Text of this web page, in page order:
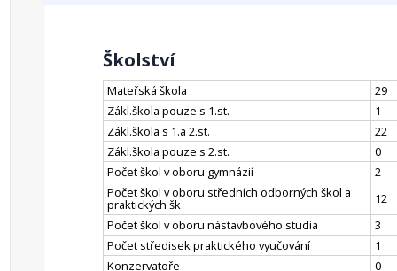
Školství
Mateřská škola
29
Zákl.škola pouze s 1.st.
1
Zákl.škola s 1.a 2.st.
22
Zákl.škola pouze s 2.st.
0
Počet škol v oboru gymnázií
2
Počet škol v oboru středních odborných škol a
praktických šk
12
Počet škol v oboru nástavbového studia
3
Počet středisek praktického vyučování
1
Konzervatoře
0